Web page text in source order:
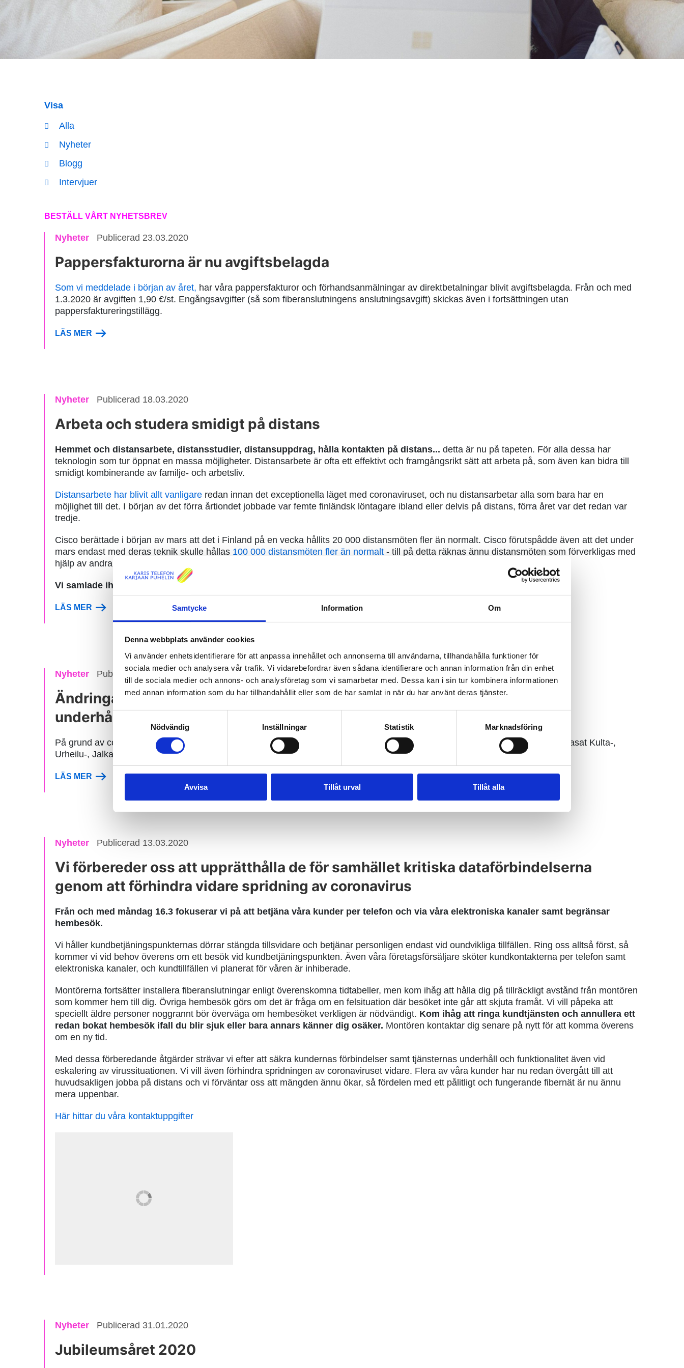
Samtycke Information Om
Denna webbplats använder cookies
Vi använder enhetsidentifierare för att anpassa innehållet och annonserna till användarna, tillhandahålla funktioner för
sociala medier och analysera vår trafik. Vi vidarebefordrar även sådana identifierare och annan information från din enhet
till de sociala medier och annons- och analysföretag som vi samarbetar med. Dessa kan i sin tur kombinera informationen
med annan information som du har tillhandahållit eller som de har samlat in när du har använt deras tjänster.
Nödvändig
Inställningar Statistik Marknadsföring
Avvisa Tillåt urval Tillåt alla
Visa
Alla
Nyheter
Blogg
Intervjuer
BESTÄLL VÅRT NYHETSBREV
Nyheter Publicerad 23.03.2020
Pappersfakturorna är nu avgiftsbelagda
Som vi meddelade i början av året, har våra pappersfakturor och förhandsanmälningar av direktbetalningar blivit avgiftsbelagda. Från och med
1.3.2020 är avgiften 1,90 €/st. Engångsavgifter (så som fiberanslutningens anslutningsavgift) skickas även i fortsättningen utan
pappersfaktureringstillägg.
LÄS MER
Nyheter Publicerad 18.03.2020
Arbeta och studera smidigt på distans
Hemmet och distansarbete, distansstudier, distansuppdrag, hålla kontakten på distans... detta är nu på tapeten. För alla dessa har
teknologin som tur öppnat en massa möjligheter. Distansarbete är ofta ett effektivt och framgångsrikt sätt att arbeta på, som även kan bidra till
smidigt kombinerande av familje- och arbetsliv.
Distansarbete har blivit allt vanligare redan innan det exceptionella läget med coronaviruset, och nu distansarbetar alla som bara har en
möjlighet till det. I början av det förra årtiondet jobbade var femte finländsk löntagare ibland eller delvis på distans, förra året var det redan var
tredje.
Cisco berättade i början av mars att det i Finland på en vecka hållits 20 000 distansmöten fler än normalt. Cisco förutspådde även att det under
mars endast med deras teknik skulle hållas 100 000 distansmöten fler än normalt - till på detta räknas ännu distansmöten som förverkligas med
hjälp av andra företags (t.ex. Googles och Microsofts) tekniker.
Vi samlade ihop de tio bästa tipsen inför effektivt distansarbete och -studier!
LÄS MER
Nyheter Publicerad 17.03.2020
Ändringar i C Mores och Viasats kanalpaket - Sportligorna pausade, men
underhållning erbjuds förmånligt till hemmets tv och alla andra skärmar!
På grund av coronaviruset har de flesta betydande sportligorna blivit pausade. Detta påverkar C More Total- och Sport- samt Viasat Kulta-,
Urheilu-, Jalkapallo-, Jääkiekko- och Golf- kanalpaketens innehåll.
LÄS MER
Nyheter Publicerad 13.03.2020
Vi förbereder oss att upprätthålla de för samhället kritiska dataförbindelserna
genom att förhindra vidare spridning av coronavirus
Från och med måndag 16.3 fokuserar vi på att betjäna våra kunder per telefon och via våra elektroniska kanaler samt begränsar
hembesök.
Vi håller kundbetjäningspunkternas dörrar stängda tillsvidare och betjänar personligen endast vid oundvikliga tillfällen. Ring oss alltså först, så
kommer vi vid behov överens om ett besök vid kundbetjäningspunkten. Även våra företagsförsäljare sköter kundkontakterna per telefon samt
elektroniska kanaler, och kundtillfällen vi planerat för våren är inhiberade.
Montörerna fortsätter installera fiberanslutningar enligt överenskomna tidtabeller, men kom ihåg att hålla dig på tillräckligt avstånd från montören
som kommer hem till dig. Övriga hembesök görs om det är fråga om en felsituation där besöket inte går att skjuta framåt. Vi vill påpeka att
speciellt äldre personer noggrannt bör överväga om hembesöket verkligen är nödvändigt. Kom ihåg att ringa kundtjänsten och annullera ett
redan bokat hembesök ifall du blir sjuk eller bara annars känner dig osäker. Montören kontaktar dig senare på nytt för att komma överens
om en ny tid.
Med dessa förberedande åtgärder strävar vi efter att säkra kundernas förbindelser samt tjänsternas underhåll och funktionalitet även vid
eskalering av virussituationen. Vi vill även förhindra spridningen av coronaviruset vidare. Flera av våra kunder har nu redan övergått till att
huvudsakligen jobba på distans och vi förväntar oss att mängden ännu ökar, så fördelen med ett pålitligt och fungerande fibernät är nu ännu
mera uppenbar.
Här hittar du våra kontaktuppgifter
Nyheter Publicerad 31.01.2020
Jubileumsåret 2020